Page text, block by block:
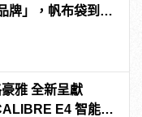
牌」，帆布袋到腰
雅 全新呈獻
E4 智能腕